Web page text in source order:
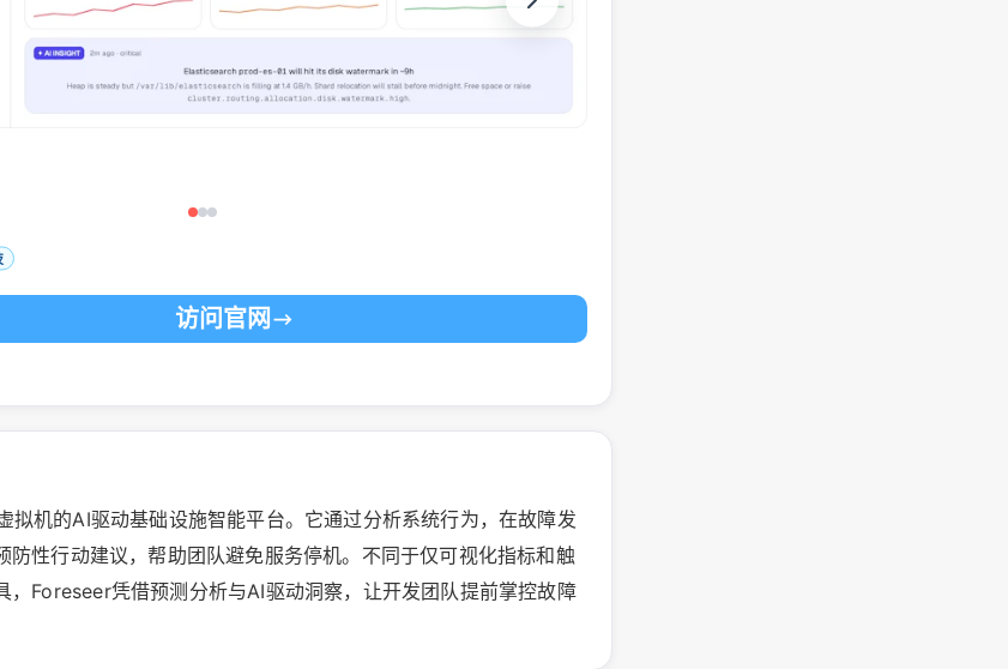
访问官网
拟机的AI驱动基础设施智能平台。它通过分析系统行为，在故障发
防性行动建议，帮助团队避免服务停机。不同于仅可视化指标和触
，Foreseer凭借预测分析与AI驱动洞察，让开发团队提前掌控故障